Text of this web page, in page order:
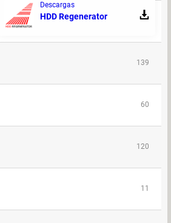
28
139
60
120
11
Descargas
HDD Regenerator